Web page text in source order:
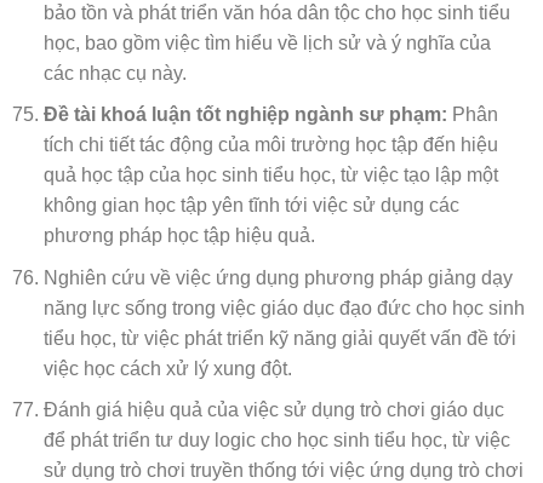
bảo tồn và phát triển văn hóa dân tộc cho học sinh tiểu
học, bao gồm việc tìm hiểu về lịch sử và ý nghĩa của
các nhạc cụ này.
Đề tài khoá luận tốt nghiệp ngành sư phạm: Phân
tích chi tiết tác động của môi trường học tập đến hiệu
quả học tập của học sinh tiểu học, từ việc tạo lập một
không gian học tập yên tĩnh tới việc sử dụng các
phương pháp học tập hiệu quả.
Nghiên cứu về việc ứng dụng phương pháp giảng dạy
năng lực sống trong việc giáo dục đạo đức cho học sinh
tiểu học, từ việc phát triển kỹ năng giải quyết vấn đề tới
việc học cách xử lý xung đột.
Đánh giá hiệu quả của việc sử dụng trò chơi giáo dục
để phát triển tư duy logic cho học sinh tiểu học, từ việc
sử dụng trò chơi truyền thống tới việc ứng dụng trò chơi